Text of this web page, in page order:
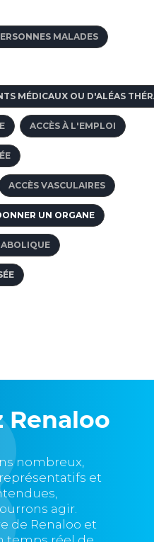
MALADES
MÉDICAUX OU D'ALÉAS
ACCÈS À L'EMPLOI
ACCÈS VASCULAIRES
UN ORGANE
Renaloo
nombreux,
et
agir.
de Renaloo et